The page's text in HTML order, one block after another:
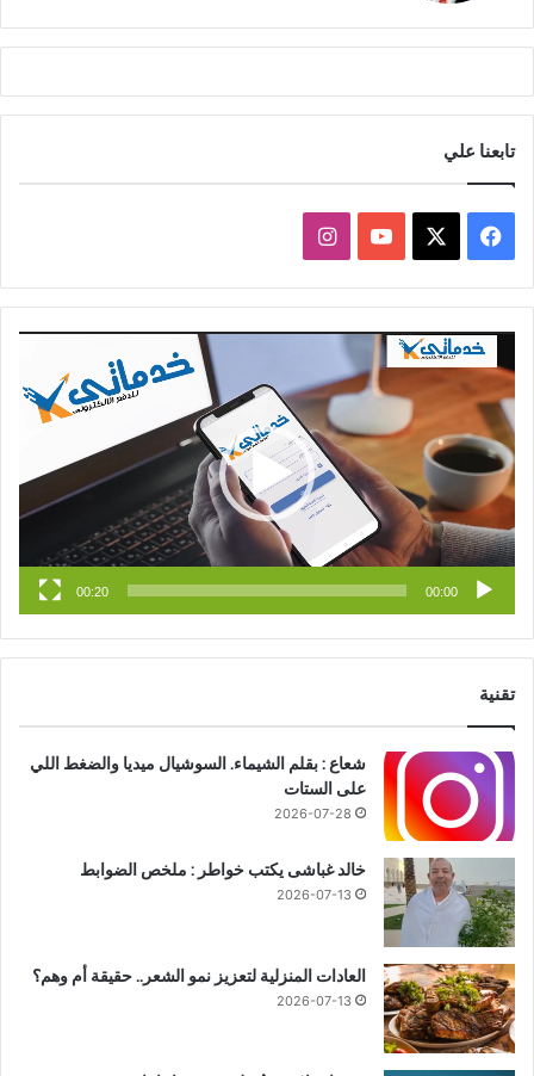
تابعنا علي
ي
س
ب
و
ك
X
Y
o
u
T
u
b
e
ن
س
ت
ق
ر
ا
م
مشغل
الفيديو
00:00
00:20
تقنية
شعاع : بقلم الشيماء. السوشيال ميديا والضغط اللي
على الستات
2026-07-28
خالد غباشى يكتب خواطر : ملخص الضوابط
2026-07-13
العادات المنزلية لتعزيز نمو الشعر.. حقيقة أم وهم؟
2026-07-13